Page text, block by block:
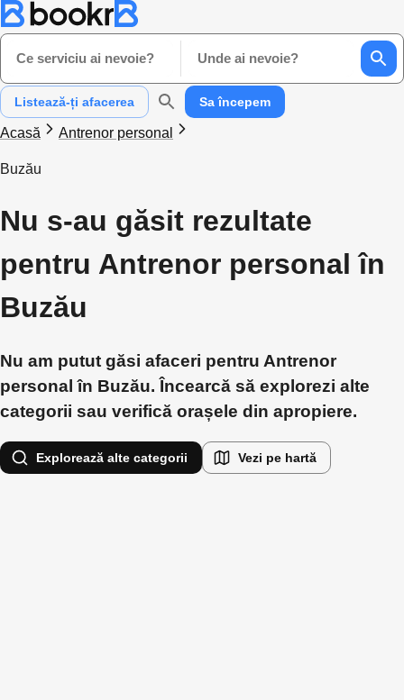
Ce serviciu ai nevoie? Unde ai nevoie?
Listează-ți afacerea Sa începem
Acasă Antrenor personal
Buzău
Nu s-au găsit rezultate
pentru Antrenor personal în
Buzău
Nu am putut găsi afaceri pentru Antrenor
personal în Buzău. Încearcă să explorezi alte
categorii sau verifică orașele din apropiere.
Explorează alte categorii Vezi pe hartă